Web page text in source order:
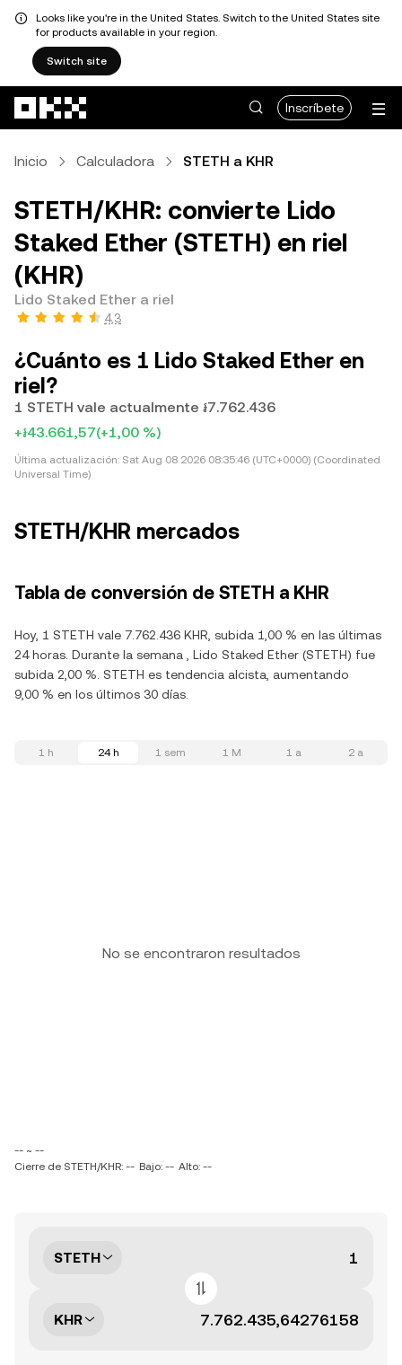
Looks like you're in the United States. Switch to the United States site
for products available in your region.
Switch site
Inscríbete
Inicio Calculadora STETH a KHR
STETH/KHR: convierte Lido
Staked Ether (STETH) en riel
(KHR)
Lido Staked Ether a riel
4,3
¿Cuánto es 1 Lido Staked Ether en
riel?
1 STETH vale actualmente ៛7.762.436
+៛43.661,57(+1,00 %)
Última actualización: Sat Aug 08 2026 08:35:46 (UTC+0000) (Coordinated
Universal Time)
STETH/KHR mercados
Tabla de conversión de STETH a KHR
Hoy, 1 STETH vale 7.762.436 KHR, subida 1,00 % en las últimas
24 horas. Durante la semana , Lido Staked Ether (STETH) fue
subida 2,00 %. STETH es tendencia alcista, aumentando
9,00 % en los últimos 30 días.
1 h 24 h 1 sem 1 M 1 a 2 a
No se encontraron resultados
-- ~ --
Cierre de STETH/KHR: -- Bajo: -- Alto: --
STETH
KHR